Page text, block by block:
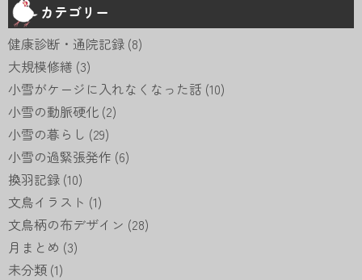
カテゴリー
健康診断・通院記録 (8)
大規模修繕 (3)
小雪がケージに入れなくなった話 (10)
小雪の動脈硬化 (2)
小雪の暮らし (29)
小雪の過緊張発作 (6)
換羽記録 (10)
文鳥イラスト (1)
文鳥柄の布デザイン (28)
月まとめ (3)
未分類 (1)